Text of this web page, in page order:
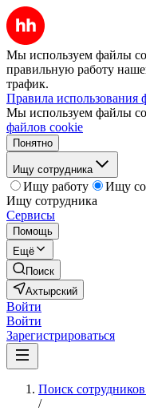
Мы используем файлы
правильную работу
трафик.
Правила использования
Мы используем файлы
файлов cookie
Понятно
Ищу сотрудника
Ищу работу
Ищу
Ищу сотрудника
Сервисы
Помощь
Ещё
Поиск
Ахтырский
Войти
Войти
Зарегистрироваться
Поиск
/